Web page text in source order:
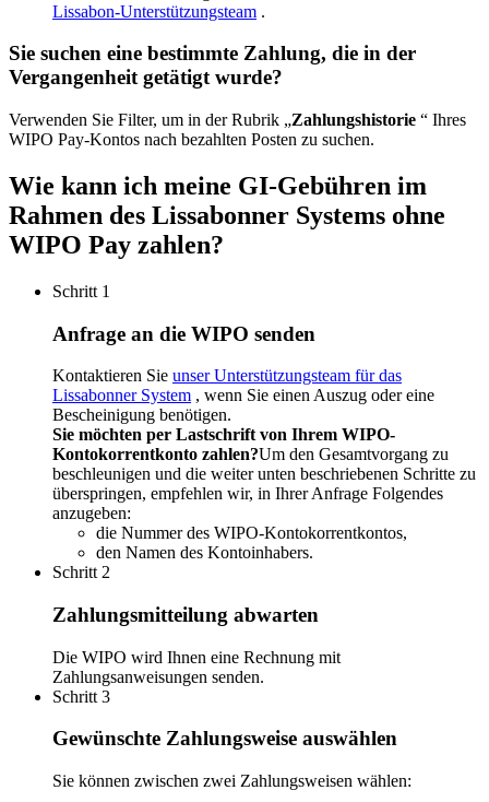
Lissabon-Unterstützungsteam .
Sie suchen eine bestimmte Zahlung, die in der
Vergangenheit getätigt wurde?
Verwenden Sie Filter, um in der Rubrik „Zahlungshistorie “ Ihres
WIPO Pay-Kontos nach bezahlten Posten zu suchen.
Wie kann ich meine GI-Gebühren im
Rahmen des Lissabonner Systems ohne
WIPO Pay zahlen?
Schritt 1
Anfrage an die WIPO senden
Kontaktieren Sie unser Unterstützungsteam für das
Lissabonner System , wenn Sie einen Auszug oder eine
Bescheinigung benötigen.
Sie möchten per Lastschrift von Ihrem WIPO-
Kontokorrentkonto zahlen?​​​​​​​Um den Gesamtvorgang zu
beschleunigen und die weiter unten beschriebenen Schritte zu
überspringen, empfehlen wir, in Ihrer Anfrage Folgendes
anzugeben:
die Nummer des WIPO-Kontokorrentkontos,
den Namen des Kontoinhabers.
Schritt 2
Zahlungsmitteilung abwarten
Die WIPO wird Ihnen eine Rechnung mit
Zahlungsanweisungen senden.
Schritt 3
Gewünschte Zahlungsweise auswählen
Sie können zwischen zwei Zahlungsweisen wählen: